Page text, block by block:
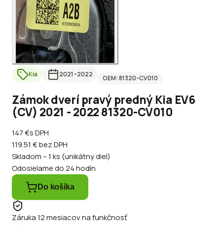
Kia 2021–2022 OEM:81320-CV010
Zámok dverí pravý predný Kia EV6
(CV) 2021 - 2022 81320-CV010
147 €s DPH
119.51 €bez DPH
Skladom – 1 ks (unikátny diel)
Odosielame do 24 hodín
Do košíka
Záruka 12 mesiacov na funkčnosť